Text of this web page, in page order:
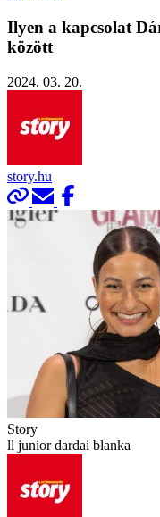
Ilyen a kapcsolat
között
2024. 03. 20.
story.hu
Story
ll junior dardai blanka